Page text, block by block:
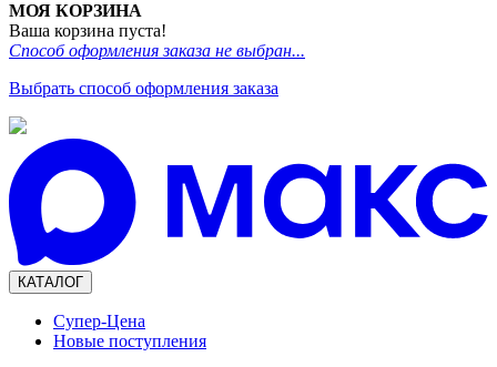
МОЯ КОРЗИНА
Ваша корзина пуста!
Способ оформления заказа не выбран...
Выбрать способ оформления заказа
КАТАЛОГ
Супер-Цена
Новые поступления